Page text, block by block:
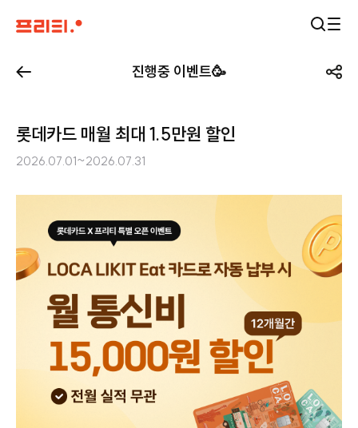
진행중 이벤트🥳
롯데카드 매월 최대 1.5만원 할인
2026.07.01~2026.07.31